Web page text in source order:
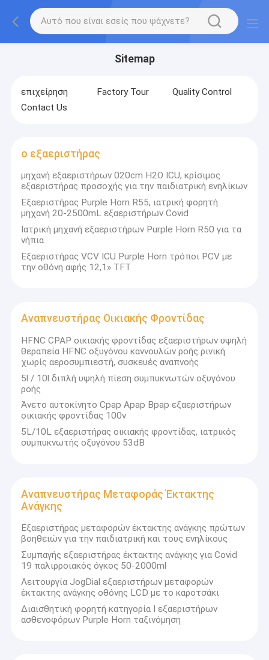
Sitemap
επιχείρηση Factory Tour
Quality Control
Contact Us
ο εξαεριστήρας
μηχανή εξαεριστήρων 020cm H2O ICU, κρίσιμος
εξαεριστήρας προσοχής για την παιδιατρική ενηλίκων
Εξαεριστήρας Purple Horn R55, ιατρική φορητή
μηχανή 20-2500mL εξαεριστήρων Covid
Ιατρική μηχανή εξαεριστήρων Purple Horn R50 για τα
νήπια
Εξαεριστήρας VCV ICU Purple Horn τρόποι PCV με
την οθόνη αφής 12,1» TFT
Αναπνευστήρας Οικιακής Φροντίδας
HFNC CPAP οικιακής φροντίδας εξαεριστήρων υψηλή
θεραπεία HFNC οξυγόνου καννουλών ροής ρινική
χωρίς αεροσυμπιεστή, συσκευές αναπνοής
5l / 10l διπλή υψηλή πίεση συμπυκνωτών οξυγόνου
ροής
Άνετο αυτοκίνητο Cpap Apap Bpap εξαεριστήρων
οικιακής φροντίδας 100v
5L/10L εξαεριστήρας οικιακής φροντίδας, ιατρικός
συμπυκνωτής οξυγόνου 53dB
Αναπνευστήρας Μεταφοράς Έκτακτης
Ανάγκης
Εξαεριστήρας μεταφορών έκτακτης ανάγκης πρώτων
βοηθειών για την παιδιατρική και τους ενηλίκους
Συμπαγής εξαεριστήρας έκτακτης ανάγκης για Covid
19 παλιρροιακός όγκος 50-2000ml
Λειτουργία JogDial εξαεριστήρων μεταφορών
έκτακτης ανάγκης οθόνης LCD με το καροτσάκι
Διαισθητική φορητή κατηγορία Ι εξαεριστήρων
ασθενοφόρων Purple Horn ταξινόμηση